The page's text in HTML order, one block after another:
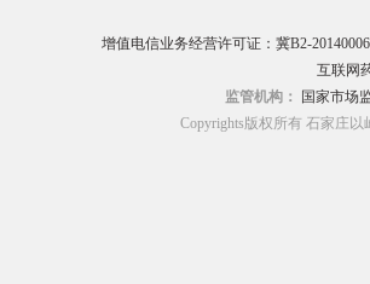
增值电信业务经营许可证：冀B2-20140006
互联网
监管机构：
国家市场
Copyrights版权所有 石家庄